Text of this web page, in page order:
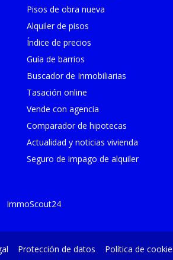
Pisos de obra nueva
Alquiler de pisos
Índice de precios
Guía de barrios
Buscador de Inmobiliarias
Tasación online
Vende con agencia
Comparador de hipotecas
Actualidad y noticias vivienda
Seguro de impago de alquiler
ImmoScout24
Protección de datos Política de